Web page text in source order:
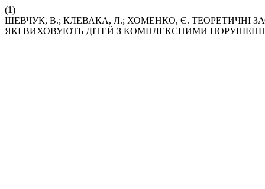
(1)
ШЕВЧУК, В.; КЛЕВАКА, Л.; ХОМЕНКО, Є. ТЕОРЕТИЧНІ
ЯКІ ВИХОВУЮТЬ ДІТЕЙ З КОМПЛЕКСНИМИ